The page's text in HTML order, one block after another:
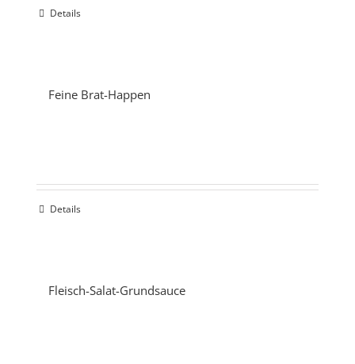
Details
Feine Brat-Happen
Details
Fleisch-Salat-Grundsauce